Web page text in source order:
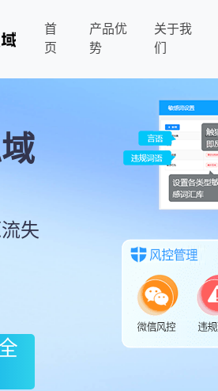
首
页
产品优
势
关于我
们
失